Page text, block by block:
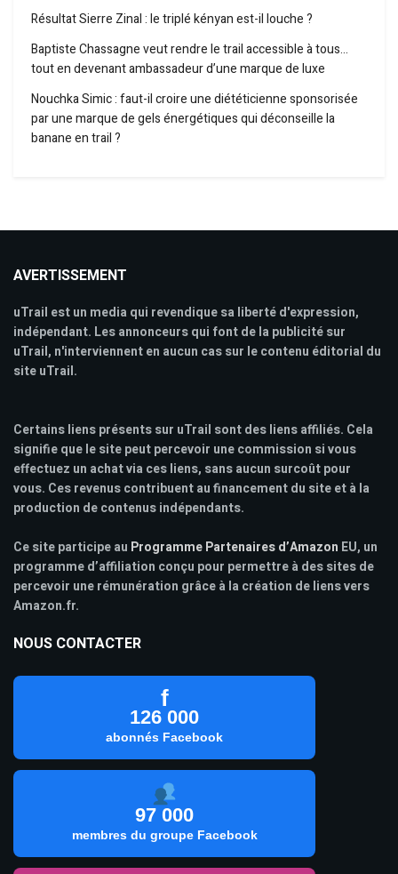
Résultat Sierre Zinal : le triplé kényan est-il louche ?
Baptiste Chassagne veut rendre le trail accessible à tous…
tout en devenant ambassadeur d’une marque de luxe
Nouchka Simic : faut-il croire une diététicienne sponsorisée
par une marque de gels énergétiques qui déconseille la
banane en trail ?
AVERTISSEMENT
uTrail est un media qui revendique sa liberté d'expression,
indépendant. Les annonceurs qui font de la publicité sur
uTrail, n'interviennent en aucun cas sur le contenu éditorial du
site uTrail.
Certains liens présents sur uTrail sont des liens affiliés. Cela
signifie que le site peut percevoir une commission si vous
effectuez un achat via ces liens, sans aucun surcoût pour
vous. Ces revenus contribuent au financement du site et à la
production de contenus indépendants.
Ce site participe au Programme Partenaires d’Amazon EU, un
programme d’affiliation conçu pour permettre à des sites de
percevoir une rémunération grâce à la création de liens vers
Amazon.fr.
NOUS CONTACTER
f
126 000
abonnés Facebook
97 000
membres du groupe Facebook